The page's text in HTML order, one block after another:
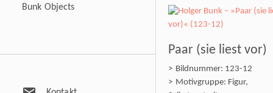
Bunk Objects
Paar (sie liest vor)
Bildnummer: 123-12
Motivgruppe: Figur,